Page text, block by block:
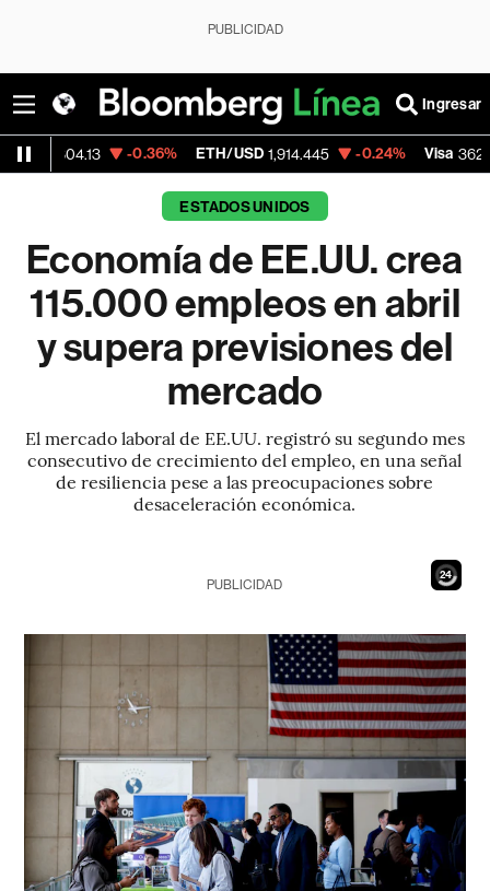
PUBLICIDAD
Ingresar
-0.36% ETH/USD 1,914.445 -0.24% Visa 362.50 -
ESTADOS UNIDOS
Economía de EE.UU. crea
115.000 empleos en abril
y supera previsiones del
mercado
El mercado laboral de EE.UU. registró su segundo mes
consecutivo de crecimiento del empleo, en una señal
de resiliencia pese a las preocupaciones sobre
desaceleración económica.
23
PUBLICIDAD